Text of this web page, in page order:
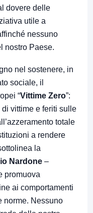
dovere delle
utile a
nessuno
nostro Paese.
nel sostenere, in
sociale, il
“Vittime Zero”:
vittime e feriti sulle
totale
a rendere
la
Nardone –
promuova
ai comportamenti
norme. Nessuno